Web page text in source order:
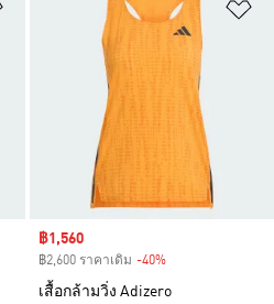
เพิ่มไปยังรายการสินค้าโปรด
Sale price
฿1,560
฿2,600 ราคาเดิม -40%
เสื้อกล้ามวิ่ง Adizero